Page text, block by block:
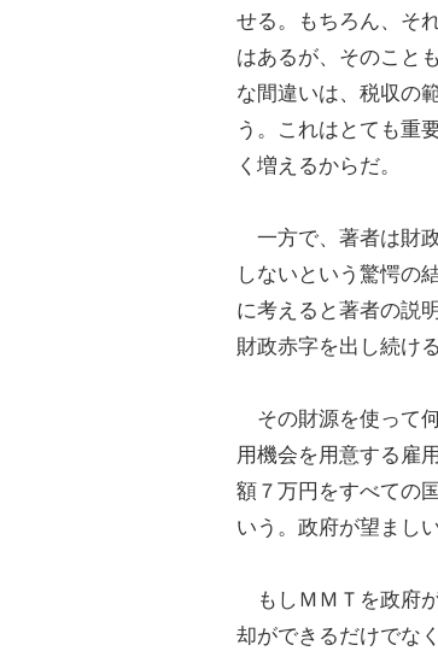
せる。もちろん、そ
はあるが、そのこと
な間違いは、税収の
う。これはとても重
く増えるからだ。
一方で、著者は財
しないという驚愕の
に考えると著者の説
財政赤字を出し続け
その財源を使って
用機会を用意する雇
額７万円をすべての
いう。政府が望まし
もしＭＭＴを政府
却ができるだけでな